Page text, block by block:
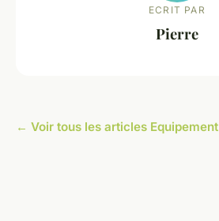
ECRIT PAR
Pierre
← Voir tous les articles Equipement